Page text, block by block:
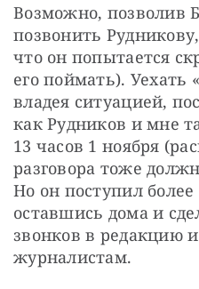
Возможно, позволив
позвонить
что он попытается
его поймать). Уехать
владея ситуацией,
как Рудников и мне
13 часов 1 ноября
разговора тоже
Но он поступил более
оставшись дома и
звонков в редакцию
журналистам.